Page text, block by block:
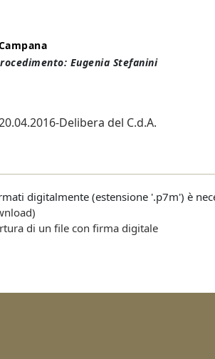
Eugenia Stefanini
Delibera del C.d.A.
digitalmente (estensione '.p7m') è
di un file con firma digitale